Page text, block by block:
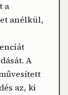
a
anélkül,
A
az, ki